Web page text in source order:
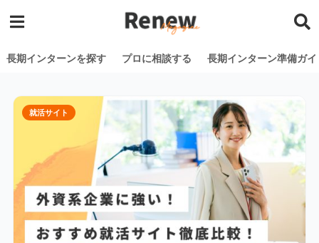
長期インターンを探す プロに相談する 長期インターン準備ガイ
就活サイト